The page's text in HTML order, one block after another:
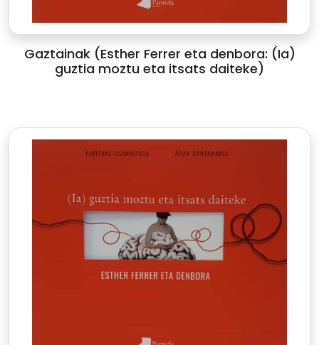
Gaztainak (Esther Ferrer eta denbora: (Ia)
guztia moztu eta itsats daiteke)